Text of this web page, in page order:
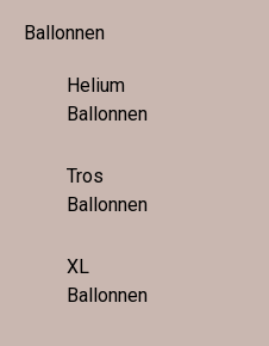
Ballonnen
Helium
Ballonnen
Tros
Ballonnen
XL
Ballonnen